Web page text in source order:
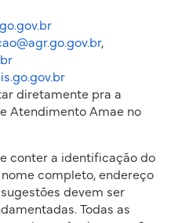
,
diretamente pra a
Atendimento Amae no
conter a identificação do
completo, endereço
devem ser
Todas as